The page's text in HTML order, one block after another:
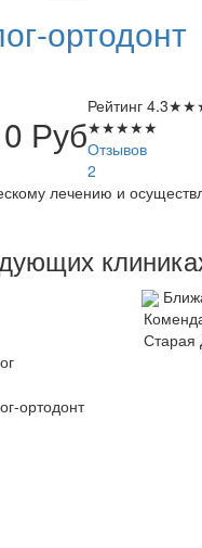
ортодонт
Руб
Рейтинг 4.3★★
★★★★★
Отзывов
2
лечению и
Старая
ортодонт